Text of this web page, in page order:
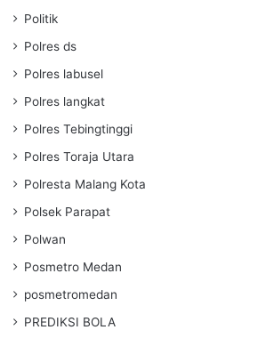
Politik
Polres ds
Polres labusel
Polres langkat
Polres Tebingtinggi
Polres Toraja Utara
Polresta Malang Kota
Polsek Parapat
Polwan
Posmetro Medan
posmetromedan
PREDIKSI BOLA